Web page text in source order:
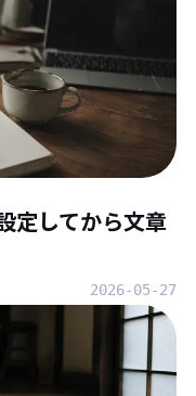
定してから文章
2026-05-27